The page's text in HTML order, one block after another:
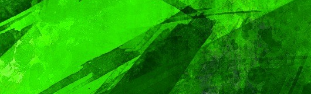
TENDENCIA VIDA │ ESTILO